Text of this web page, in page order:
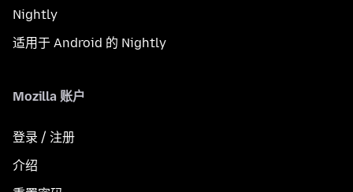
Nightly
适用于 Android 的 Nightly
Mozilla 账户
登录 / 注册
介绍